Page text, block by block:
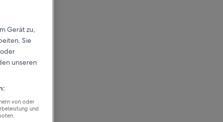
Gerät zu,
Sie
unseren
von oder
und